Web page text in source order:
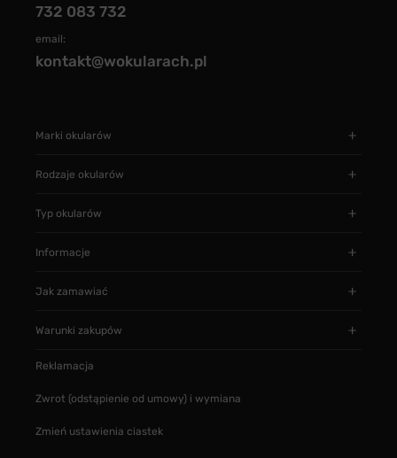
732 083 732
email:
kontakt@wokularach.pl
Marki okularów
Rodzaje okularów
Typ okularów
Informacje
Jak zamawiać
Warunki zakupów
Reklamacja
Zwrot (odstąpienie od umowy) i wymiana
Zmień ustawienia ciastek